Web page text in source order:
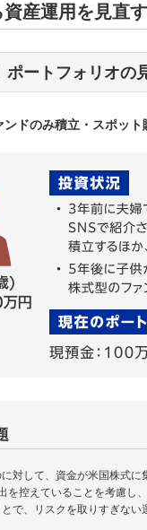
産運用を見直す
ポートフォリオの
ドのみ積立・スポット
対して、資金が米国株式
を控えていることを考慮し
で、リスクを取りすぎない